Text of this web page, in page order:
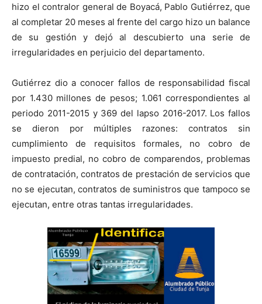
hizo el contralor general de Boyacá, Pablo Gutiérrez, que
al completar 20 meses al frente del cargo hizo un balance
de su gestión y dejó al descubierto una serie de
irregularidades en perjuicio del departamento.
Gutiérrez dio a conocer fallos de responsabilidad fiscal
por 1.430 millones de pesos; 1.061 correspondientes al
periodo 2011-2015 y 369 del lapso 2016-2017. Los fallos
se dieron por múltiples razones: contratos sin
cumplimiento de requisitos formales, no cobro de
impuesto predial, no cobro de comparendos, problemas
de contratación, contratos de prestación de servicios que
no se ejecutan, contratos de suministros que tampoco se
ejecutan, entre otras tantas irregularidades.